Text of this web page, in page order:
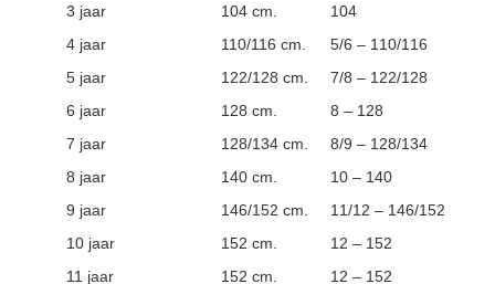
3 jaar
104 cm.
104
4 jaar
110/116 cm.
5/6 – 110/116
5 jaar
122/128 cm.
7/8 – 122/128
6 jaar
128 cm.
8 – 128
7 jaar
128/134 cm.
8/9 – 128/134
8 jaar
140 cm.
10 – 140
9 jaar
146/152 cm.
11/12 – 146/152
10 jaar
152 cm.
12 – 152
11 jaar
152 cm. 12 – 152